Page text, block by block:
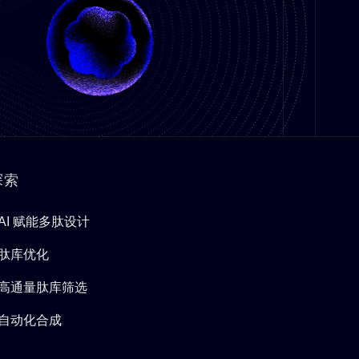
索
赋能多肽设计​
库优化​
通量肽库筛选
动化合成